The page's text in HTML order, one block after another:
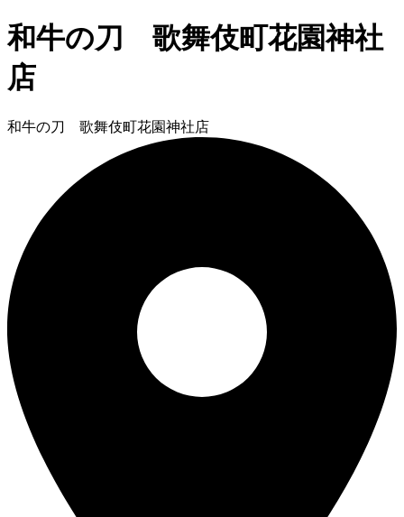
和牛の刀 歌舞伎町花園神社
店
和牛の刀 歌舞伎町花園神社店